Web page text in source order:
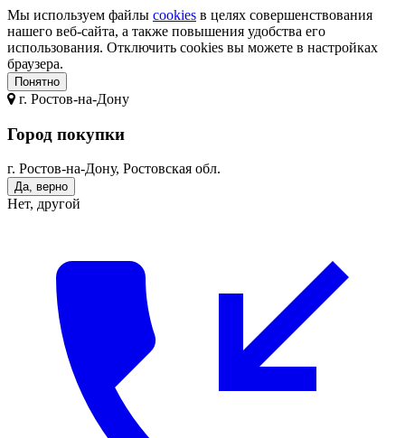
Мы используем файлы cookies в целях совершенствования
нашего веб-сайта, а также повышения удобства его
использования. Отключить cookies вы можете в настройках
браузера.
Понятно
г. Ростов-на-Дону
Город покупки
г. Ростов-на-Дону, Ростовская обл.
Да, верно
Нет, другой